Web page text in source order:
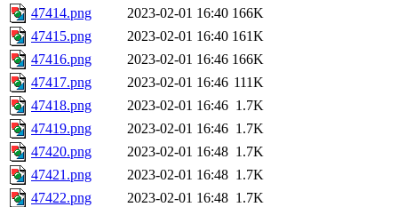
47414.png
2023-02-01 16:40 166K
47415.png
2023-02-01 16:40 161K
47416.png
2023-02-01 16:46 166K
47417.png
2023-02-01 16:46 111K
47418.png
2023-02-01 16:46 1.7K
47419.png
2023-02-01 16:46 1.7K
47420.png
2023-02-01 16:48 1.7K
47421.png
2023-02-01 16:48 1.7K
47422.png
2023-02-01 16:48 1.7K